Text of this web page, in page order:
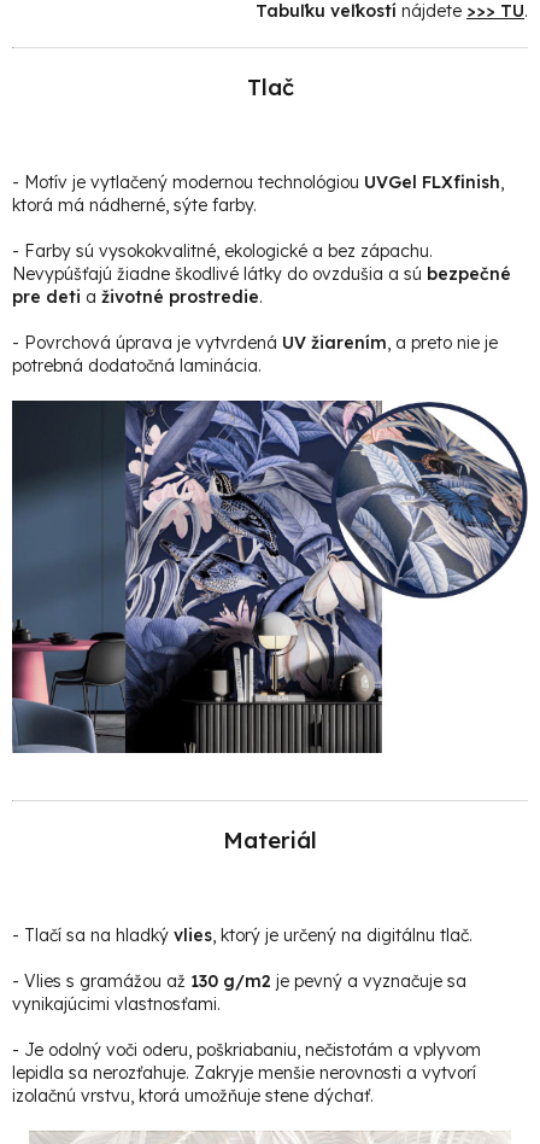
Tabuľku veľkostí nájdete >>> TU.
Tlač
- Motív je vytlačený modernou technológiou UVGel FLXfinish,
ktorá má nádherné, sýte farby.
- Farby sú vysokokvalitné, ekologické a bez zápachu.
Nevypúšťajú žiadne škodlivé látky do ovzdušia a sú bezpečné
pre deti a životné prostredie.
- Povrchová úprava je vytvrdená UV žiarením, a preto nie je
potrebná dodatočná laminácia.
Materiál
- Tlačí sa na hladký vlies, ktorý je určený na digitálnu tlač.
- Vlies s gramážou až 130 g/m2 je pevný a vyznačuje sa
vynikajúcimi vlastnosťami.
- Je odolný voči oderu, poškriabaniu, nečistotám a vplyvom
lepidla sa nerozťahuje. Zakryje menšie nerovnosti a vytvorí
izolačnú vrstvu, ktorá umožňuje stene dýchať.